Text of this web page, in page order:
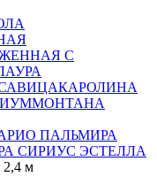
С
КАРОЛИНА
МОНТАНА
ПАЛЬМИРА
СИРИУС ЭСТЕЛЛА
2,4 м